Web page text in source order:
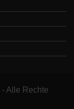
- Alle Rechte